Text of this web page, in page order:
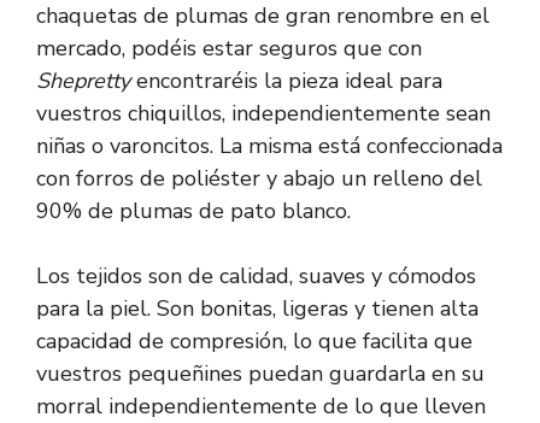
chaquetas de plumas de gran renombre en el
mercado, podéis estar seguros que con
Sheprettyencontraréis la pieza ideal para
vuestros chiquillos, independientemente sean
niñas o varoncitos. La misma está confeccionada
con forros de poliéster y abajo un relleno del
90% de plumas de pato blanco.
Los tejidos son de calidad, suaves y cómodos
para la piel. Son bonitas, ligeras y tienen alta
capacidad de compresión, lo que facilita que
vuestros pequeñines puedan guardarla en su
morral independientemente de lo que lleven